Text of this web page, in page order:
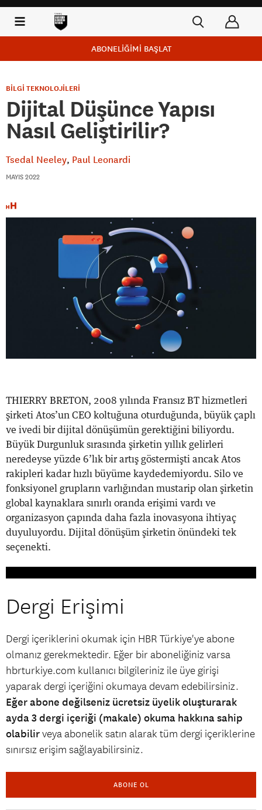
ABONELİĞİMİ BAŞLAT
BİLGİ TEKNOLOJİLERİ
Dijital Düşünce Yapısı
Nasıl Geliştirilir?
Tsedal Neeley Paul Leonardi
MAYIS 2022
THIERRY BRETON, 2008 yılında Fransız BT hizmetleri
şirketi Atos’un CEO koltuğuna oturduğunda, büyük çaplı
ve ivedi bir dijital dönüşümün gerektiğini biliyordu.
Büyük Durgunluk sırasında şirketin yıllık gelirleri
neredeyse yüzde 6’lık bir artış göstermişti ancak Atos
rakipleri kadar hızlı büyüme kaydedemiyordu. Silo ve
fonksiyonel grupların varlığından mustarip olan şirketin
global kaynaklara sınırlı oranda erişimi vardı ve
organizasyon çapında daha fazla inovasyona ihtiyaç
duyuluyordu. Dijital dönüşüm şirketin önündeki tek
seçenekti.
Dergi Erişimi
Dergi içeriklerini okumak için HBR Türkiye'ye abone
olmanız gerekmektedir. Eğer bir aboneliğiniz varsa
hbrturkiye.com kullanıcı bilgileriniz ile üye girişi
yaparak dergi içeriğini okumaya devam edebilirsiniz.
Eğer abone değilseniz ücretsiz üyelik oluşturarak
ayda 3 dergi içeriği (makale) okuma hakkına sahip
olabilirveya abonelik satın alarak tüm dergi içeriklerine
sınırsız erişim sağlayabilirsiniz.
ABONE OL